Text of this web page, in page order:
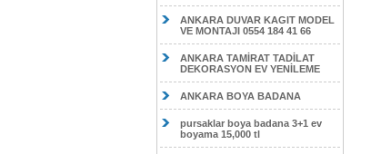
ANKARA DUVAR KAGIT MODEL
VE MONTAJI 0554 184 41 66
ANKARA TAMİRAT TADİLAT
DEKORASYON EV YENİLEME
ANKARA BOYA BADANA
pursaklar boya badana 3+1 ev
boyama 15,000 tl